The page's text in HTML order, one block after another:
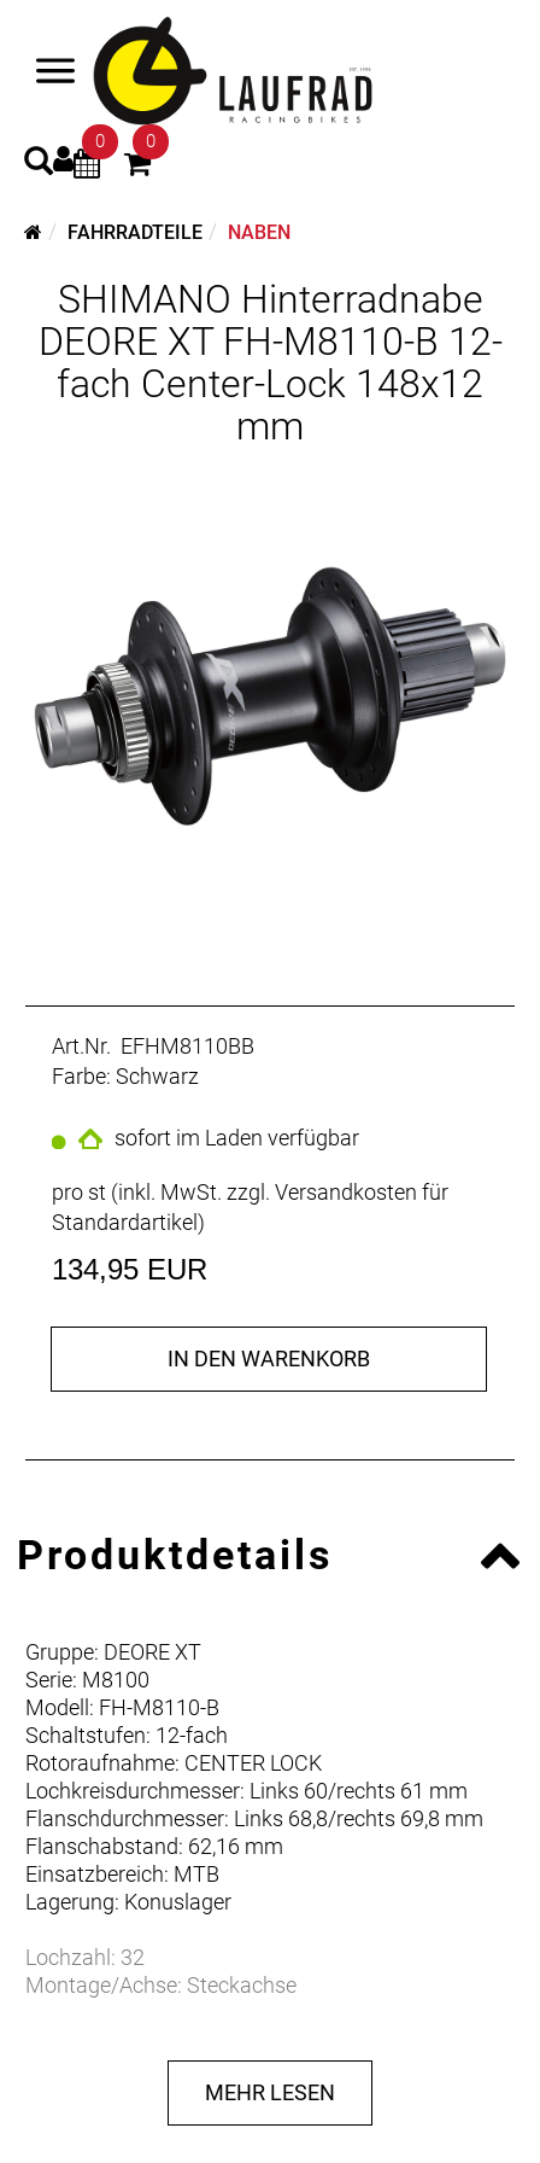
0 0
FAHRRADTEILE NABEN
SHIMANO Hinterradnabe
DEORE XT FH-M8110-B 12-
fach Center-Lock 148x12
mm
Art.Nr. EFHM8110BB
Farbe: Schwarz
sofort im Laden verfügbar
pro st (inkl. MwSt. zzgl. Versandkosten für
Standardartikel)
134,95 EUR
IN DEN WARENKORB
Produktdetails
Gruppe: DEORE XT
Serie: M8100
Modell: FH-M8110-B
Schaltstufen: 12-fach
Rotoraufnahme: CENTER LOCK
Lochkreisdurchmesser: Links 60/rechts 61 mm
Flanschdurchmesser: Links 68,8/rechts 69,8 mm
Flanschabstand: 62,16 mm
Einsatzbereich: MTB
Lagerung: Konuslager
Lochzahl: 32
Montage/Achse: Steckachse
Herstellerdaten gem. GPSR
Shimano Europe B.V.
MEHR LESEN